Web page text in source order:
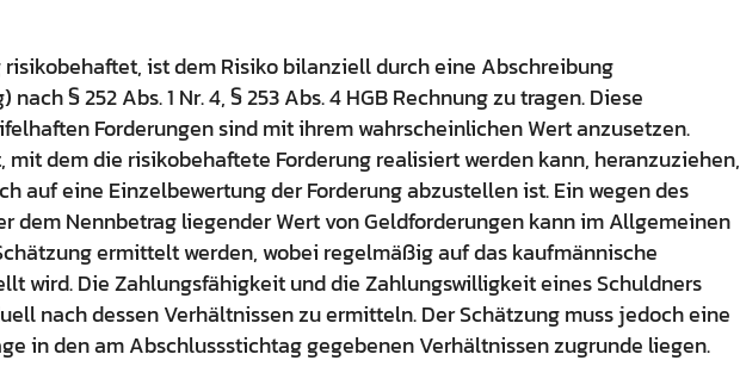
risikobehaftet, ist dem Risiko bilanziell durch eine Abschreibung
§ 252 Abs. 1 Nr. 4, § 253 Abs. 4 HGB Rechnung zu tragen. Diese
Forderungen sind mit ihrem wahrscheinlichen Wert anzusetzen.
mit dem die risikobehaftete Forderung realisiert werden kann, heranzuziehen,
auf eine Einzelbewertung der Forderung abzustellen ist. Ein wegen des
dem Nennbetrag liegender Wert von Geldforderungen kann im Allgemeinen
ermittelt werden, wobei regelmäßig auf das kaufmännische
wird. Die Zahlungsfähigkeit und die Zahlungswilligkeit eines Schuldners
nach dessen Verhältnissen zu ermitteln. Der Schätzung muss jedoch eine
in den am Abschlussstichtag gegebenen Verhältnissen zugrunde liegen.